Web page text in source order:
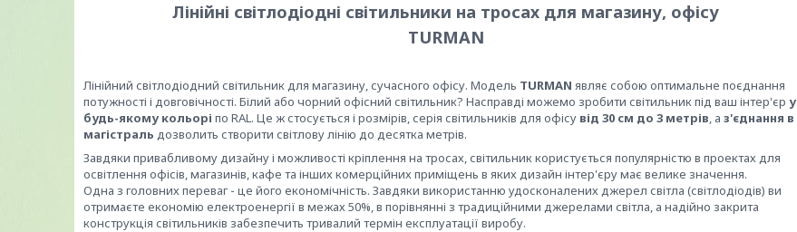
Лінійні світлодіодні світильники на тросах для магазину, офісу
TURMAN
Лінійний світлодіодний світильник для магазину, сучасного офісу. Модель TURMAN являє собою оптимальне поєднання
потужності і довговічності. Білий або чорний офісний світильник? Насправді можемо зробити світильник під ваш інтер'єр у
будь-якому кольорі по RAL. Це ж стосується і розмірів, серія світильників для офісу від 30 см до 3 метрів , а з'єднання в
магістраль дозволить створити світлову лінію до десятка метрів.
Завдяки привабливому дизайну і можливості кріплення на тросах, світильник користується популярністю в проектах для
освітлення офісів, магазинів, кафе та інших комерційних приміщень в яких дизайн інтер'єру має велике значення.
Одна з головних переваг - це його економічність. Завдяки використанню удосконалених джерел світла (світлодіодів) ви
отримаєте економію електроенергії в межах 50%, в порівнянні з традиційними джерелами світла, а надійно закрита
конструкція світильників забезпечить тривалий термін експлуатації виробу.